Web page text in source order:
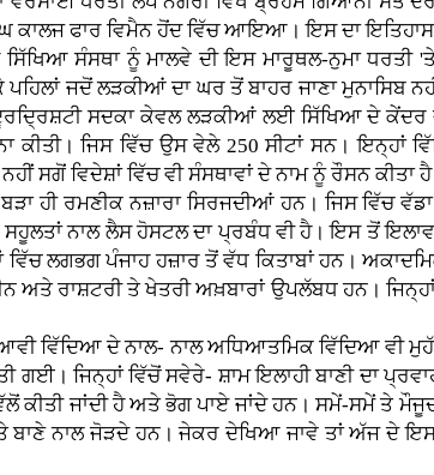
ਕਾਲਜ ਫਾਰ ਵਿਮੈਨ ਹੋਂਦ ਵਿੱਚ ਆਇਆ। ਇਸ ਦਾ
ਸਿੱਖਿਆ ਸੰਸਥਾ ਨੂੰ ਮਾਲਵੇ ਦੀ ਇਸ ਮਾਰੂਥਲ-ਨੁਮਾ ਧਰਤੀ
ਜਦੋਂ ਲੜਕੀਆਂ ਦਾ ਘਰ ਤੋਂ ਬਾਹਰ ਜਾਣਾ ਮੁਨਾਸਿਬ
ਸਦਕਾ ਕੇਵਲ ਲੜਕੀਆਂ ਲਈ ਸਿੱਖਿਆ ਦੇ ਕੇਂਦਰ
ਜਿਸ ਵਿੱਚ ਉਸ ਵੇਲੇ 250 ਸੀਟਾਂ ਸਨ। ਇਨ੍ਹਾਂ
ਸਗੋਂ ਵਿਦੇਸ਼ਾਂ ਵਿੱਚ ਵੀ ਸੰਸਥਾਵਾਂ ਦੇ ਨਾਮ ਨੂੰ ਰੌਸਨ ਕੀਤਾ
ਹੀ ਰਮਣੀਕ ਨਜ਼ਾਰਾ ਸਿਰਜਦੀਆਂ ਹਨ। ਜਿਸ ਵਿੱਚ
ਨਾਲ ਲੈਸ ਹੋਸਟਲ ਦਾ ਪ੍ਰਬੰਧ ਵੀ ਹੈ। ਇਸ ਤੋਂ
ਲਗਭਗ ਪੰਜਾਹ ਹਜ਼ਾਰ ਤੋਂ ਵੱਧ ਕਿਤਾਬਾਂ ਹਨ।
ਰਾਸ਼ਟਰੀ ਤੇ ਖੇਤਰੀ ਅਖ਼ਬਾਰਾਂ ਉਪਲੱਬਧ ਹਨ।
ਦੇ ਨਾਲ- ਨਾਲ ਅਧਿਆਤਮਿਕ ਵਿੱਦਿਆ ਵੀ
ਜਿਨ੍ਹਾਂ ਵਿੱਚੋਂ ਸਵੇਰੇ- ਸ਼ਾਮ ਇਲਾਹੀ ਬਾਣੀ ਦਾ
ਕੀਤੀ ਜਾਂਦੀ ਹੈ ਅਤੇ ਭੋਗ ਪਾਏ ਜਾਂਦੇ ਹਨ। ਸਮੇਂ-ਸਮੇਂ ਤੇ
ਬਾਣੇ ਨਾਲ ਜੋੜਦੇ ਹਨ। ਜੇਕਰ ਦੇਖਿਆ ਜਾਵੇ ਤਾਂ ਅੱਜ ਦੇ